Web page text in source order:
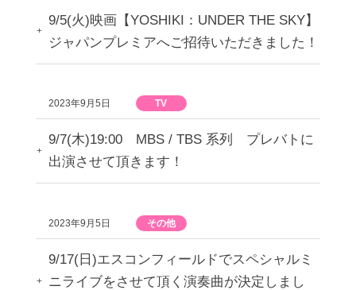
9/5(火)映画【YOSHIKI：UNDER THE SKY】
ジャパンプレミアへご招待いただきました！
2023年9月5日 TV
9/7(木)19:00 MBS / TBS 系列 プレバトに
出演させて頂きます！
2023年9月5日 その他
9/17(日)エスコンフィールドでスペシャルミ
ニライブをさせて頂く演奏曲が決定しまし